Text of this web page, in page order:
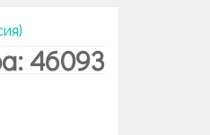
46093